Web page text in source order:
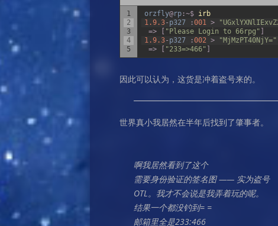
1
2
3
4
5
orzfly@rp :~$ irb
1.9.3- p327 :001 >
=> "Please Login to 66rpg"
1.9.3- p327 :002 > "MjMzPT40NjY="
=> "233=>466"
因此可以认为，这货是冲着盗号来的。
世界真小我居然在半年后找到了肇事者。
啊我居然看到了这个
需要身份验证的签名图 —— 实为盗号
OTL。我才不会说是我弄着玩的呢。
结果一个都没钓到= =
邮箱里全是233:466